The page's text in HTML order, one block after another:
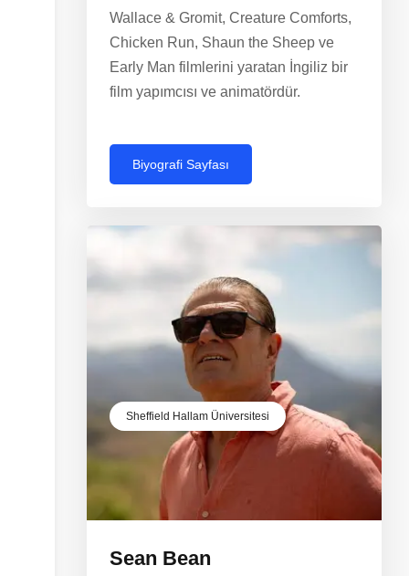
Wallace & Gromit, Creature Comforts,
Chicken Run, Shaun the Sheep ve
Early Man filmlerini yaratan İngiliz bir
film yapımcısı ve animatördür.
Biyografi Sayfası
Sheffield Hallam Üniversitesi
Sean Bean